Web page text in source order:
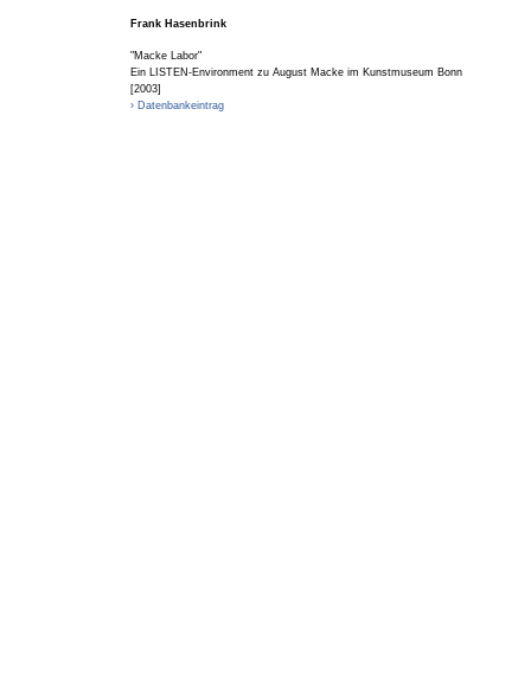
Frank Hasenbrink
"Macke Labor"
Ein LISTEN-Environment zu August Macke im Kunstmuseum Bonn
[2003]
› Datenbankeintrag